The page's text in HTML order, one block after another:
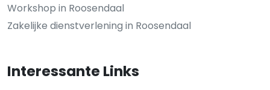
Workshop in Roosendaal
Zakelijke dienstverlening in Roosendaal
Interessante Links